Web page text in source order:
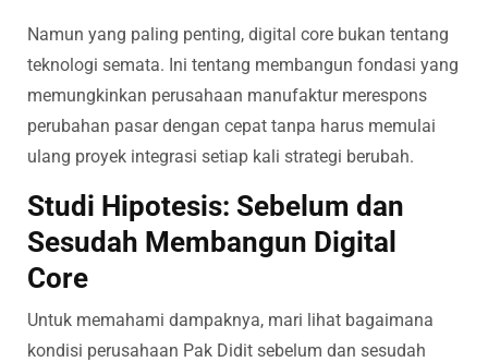
Namun yang paling penting, digital core bukan tentang
teknologi semata. Ini tentang membangun fondasi yang
memungkinkan perusahaan manufaktur merespons
perubahan pasar dengan cepat tanpa harus memulai
ulang proyek integrasi setiap kali strategi berubah.
Studi Hipotesis: Sebelum dan
Sesudah Membangun Digital
Core
Untuk memahami dampaknya, mari lihat bagaimana
kondisi perusahaan Pak Didit sebelum dan sesudah